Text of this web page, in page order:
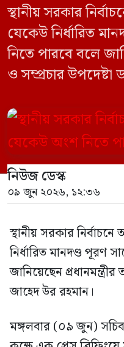
স্থানীয় সরকার
যেকেউ নির্ধারিত
নিতে পারবে বলে
ও সম্প্রচার উপদেষ্টা
সম্মেলন কক্ষে এক
এক প্রশ্নের জবাবে
নিউজ ডেস্ক
০৯ জুন ২০২৬, ১২:৩৬
স্থানীয় সরকার
নির্ধারিত মানদণ্ড পূরণ
জানিয়েছেন
জাহেদ উর রহমান।
মঙ্গলবার (০৯ জুন)